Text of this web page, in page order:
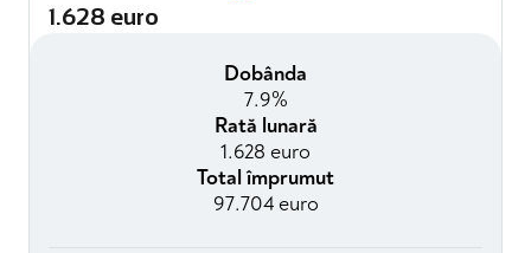
1.628 euro
Dobânda
7.9%
Rată lunară
1.628 euro
Total împrumut
97.704 euro